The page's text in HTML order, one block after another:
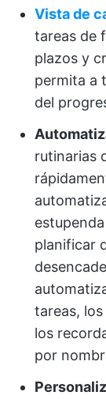
Vista de
tareas de
plazos y
permita a
del
rutinarias
planificar
tareas,
los
por